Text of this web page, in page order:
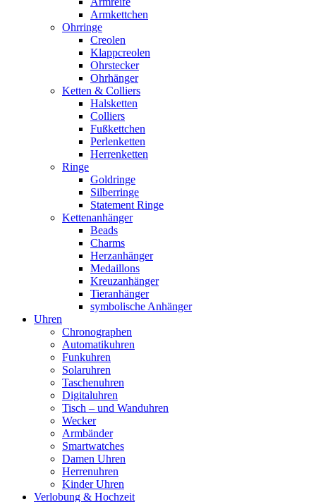
Armkettchen
Ohrringe
Creolen
Klappcreolen
Ohrstecker
Ohrhänger
Ketten & Colliers
Halsketten
Colliers
Fußkettchen
Perlenketten
Herrenketten
Ringe
Goldringe
Silberringe
Statement Ringe
Kettenanhänger
Beads
Charms
Herzanhänger
Medaillons
Kreuzanhänger
Tieranhänger
symbolische Anhänger
Uhren
Chronographen
Automatikuhren
Funkuhren
Solaruhren
Taschenuhren
Digitaluhren
Tisch – und Wanduhren
Wecker
Armbänder
Smartwatches
Damen Uhren
Herrenuhren
Kinder Uhren
Verlobung & Hochzeit